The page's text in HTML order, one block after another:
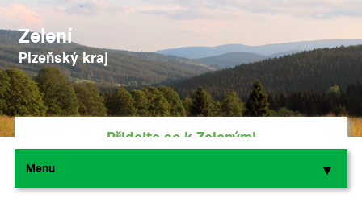
Zelení
Plzeňský kraj
Přidejte se k Zeleným!
Podpořte nás darem
Menu ▼
▼